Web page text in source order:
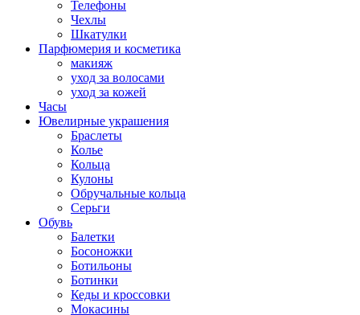
Телефоны
Чехлы
Шкатулки
Парфюмерия и косметика
макияж
уход за волосами
уход за кожей
Часы
Ювелирные украшения
Браслеты
Колье
Кольца
Кулоны
Обручальные кольца
Серьги
Обувь
Балетки
Босоножки
Ботильоны
Ботинки
Кеды и кроссовки
Мокасины